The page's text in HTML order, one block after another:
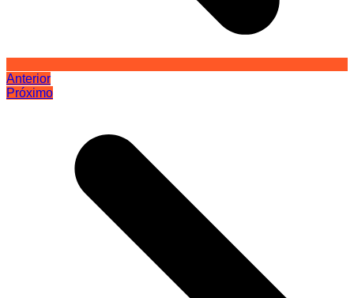
Anterior
Próximo